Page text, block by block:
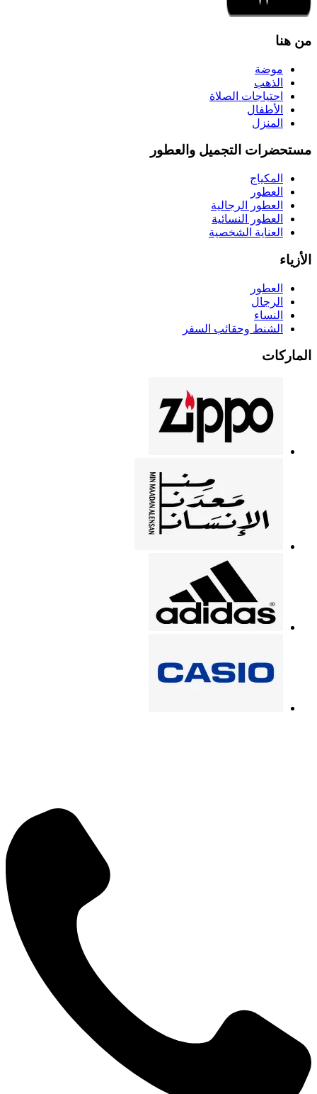
من هنا
موضة
الذهب
احتياجات الصلاة
الأطفال
المنزل
مستحضرات التجميل والعطور
المكياج
العطور
العطور الرجالية
العطور النسائية
العناية الشخصية
الأزياء
العطور
الرجال
النساء
الشنط وحقائب السفر
الماركات